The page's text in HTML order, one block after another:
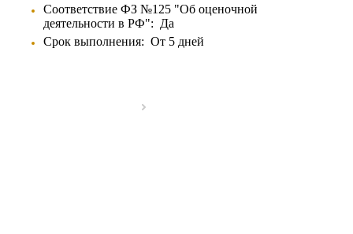
Соответствие ФЗ №125 "Об оценочной
деятельности в РФ": Да
Срок выполнения: От 5 дней
Батайск
Бахчисарай
Белая Калитва